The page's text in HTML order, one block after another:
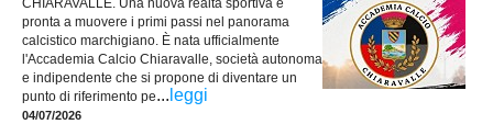
CHIARAVALLE. Una nuova realtà sportiva è
pronta a muovere i primi passi nel panorama
calcistico marchigiano. È nata ufficialmente
l'Accademia Calcio Chiaravalle, società autonoma
e indipendente che si propone di diventare un
punto di riferimento pe... leggi
04/07/2026